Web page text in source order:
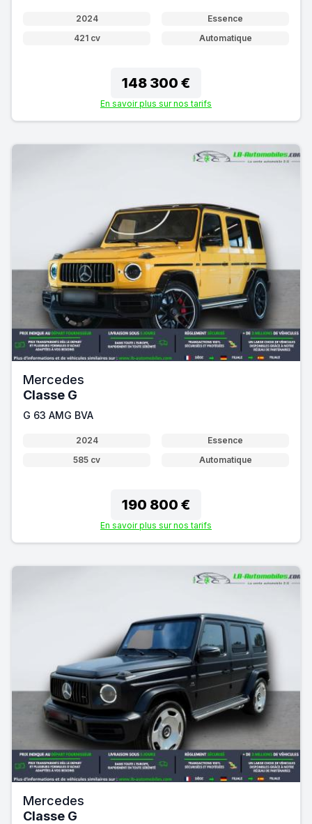
2024
Essence
421 cv
Automatique
148 300 €
En savoir plus sur nos tarifs
Mercedes
Classe G
G 63 AMG BVA
2024
Essence
585 cv
Automatique
190 800 €
En savoir plus sur nos tarifs
Mercedes
Classe G